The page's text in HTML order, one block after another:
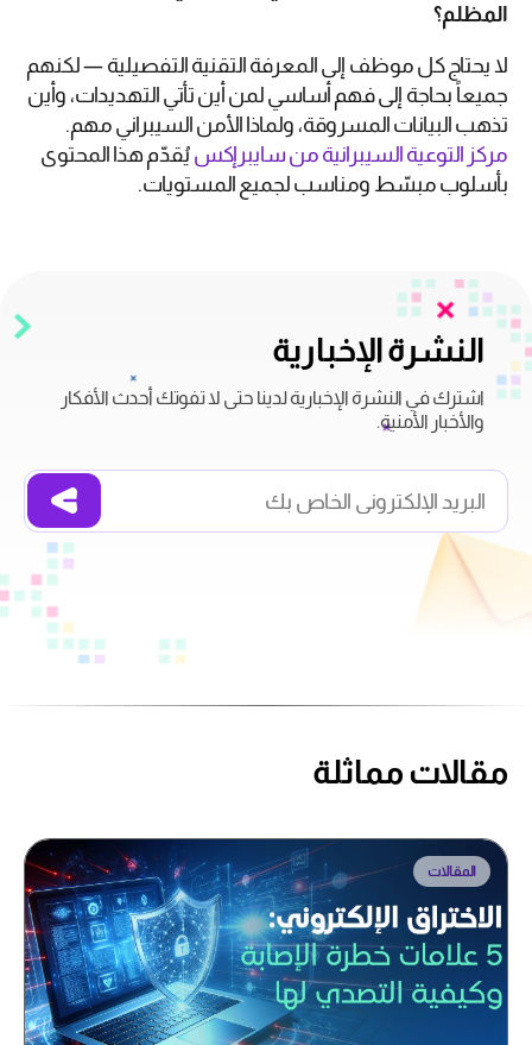
المظلم؟
لا يحتاج كل موظف إلى المعرفة التقنية التفصيلية — لكنهم
جميعاً بحاجة إلى فهم أساسي لمن أين تأتي التهديدات، وأين
تذهب البيانات المسروقة، ولماذا الأمن السيبراني مهم.
مركز التوعية السيبرانية من سايبرإكس يُقدّم هذا المحتوى
بأسلوب مبسّط ومناسب لجميع المستويات.
النشرة الإخبارية
اشترك في النشرة الإخبارية لدينا حتى لا تفوتك أحدث الأفكار
والأخبار الأمنية.
مقالات مماثلة
المقالات